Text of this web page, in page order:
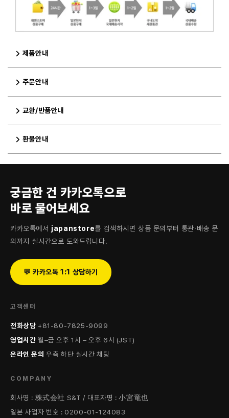
제품안내
주문안내
교환/반품안내
환불안내
궁금한 건 카카오톡으로
바로 물어보세요
카카오톡에서 japanstore를 검색하시면 상품 문의부터 통관·배송 문
의까지 실시간으로 도와드립니다.
💬 카카오톡 1:1 상담하기
고객센터
전화상담 +81-80-7825-9099
영업시간 월–금 오후 1시 – 오후 6시 (JST)
온라인 문의 우측 하단 실시간 채팅
COMPANY
회사명 : 株式会社 S&T / 대표자명 : 小宮竜也
일본 사업자 번호 : 0200-01-124083